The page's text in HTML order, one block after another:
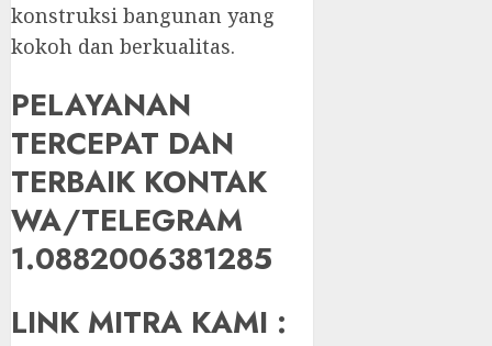
konstruksi bangunan yang
kokoh dan berkualitas.
PELAYANAN
TERCEPAT DAN
TERBAIK KONTAK
WA/TELEGRAM
1.0882006381285
LINK MITRA KAMI :